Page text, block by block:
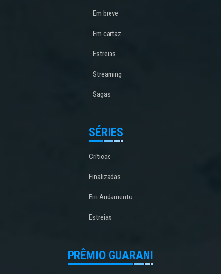
Em breve
Em cartaz
Estreias
Streaming
Sagas
SÉRIES
Críticas
Finalizadas
Em Andamento
Estreias
PRÊMIO GUARANI